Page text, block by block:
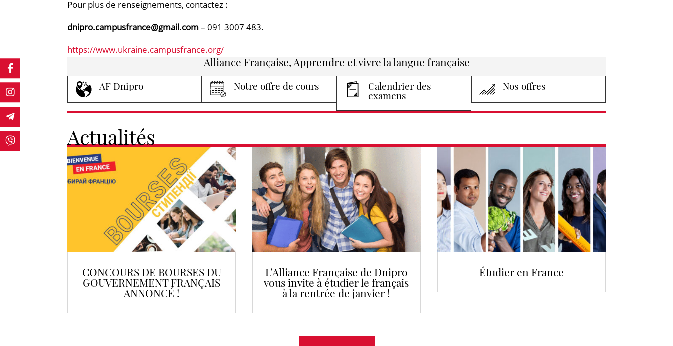
Pour plus de renseignements, contactez :
dnipro.campusfrance@gmail.com– 091 3007 483.
https://www.ukraine.campusfrance.org/
Alliance Française, Apprendre et vivre la langue française
AF Dnipro Notre offre de cours Calendrier des
examens
Nos offres
Actualités
CONCOURS DE BOURSES DU
GOUVERNEMENT FRANÇAIS
ANNONCÉ !
L’Alliance Française de Dnipro
vous invite à étudier le français
à la rentrée de janvier !
Étudier en France